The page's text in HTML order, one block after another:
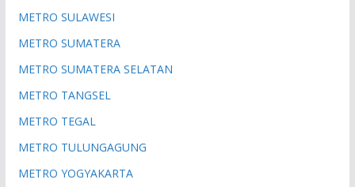
METRO SULAWESI
METRO SUMATERA
METRO SUMATERA SELATAN
METRO TANGSEL
METRO TEGAL
METRO TULUNGAGUNG
METRO YOGYAKARTA